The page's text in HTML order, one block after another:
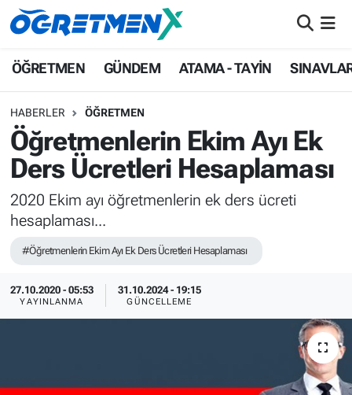
ÖĞRETMEN GÜNDEM ATAMA - TAYİN
HABERLER ÖĞRETMEN
Öğretmenlerin Ekim Ayı Ek
Ders Ücretleri Hesaplaması
2020 Ekim ayı öğretmenlerin ek ders ücreti
hesaplaması...
#Öğretmenlerin Ekim Ayı Ek Ders Ücretleri Hesaplaması
27.10.2020 - 05:53
YAYINLANMA
31.10.2024 - 19:15
GÜNCELLEME
ÖĞRETMEN
ATAMA - TAYİN
SINAVLAR
HAYATIN İÇİNDEN
UZMAN ÖĞRETMENLİK
EKONOMİ
İstanbul Nöbetçi Eczaneler
İstanbul Namaz Vakitleri
İstanbul Trafik Yoğunluk Haritası
Süper Lig Puan Durumu ve Fikstür
Tüm Manşetler
Son Dakika Haberleri